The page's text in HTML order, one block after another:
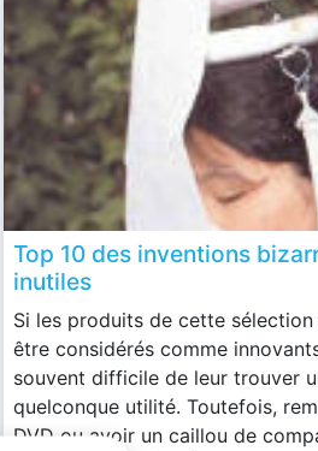
Top 10 des inventions
inutiles
Si les produits de cette sélection
être considérés comme
souvent difficile de leur trouver
quelconque utilité. Toutefois,
DVD ou avoir un caillou de